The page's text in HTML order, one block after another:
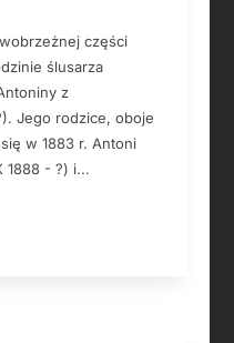
części
ślusarza
z
Jego rodzice, oboje
w 1883 r. Antoni
1888 - ?) i...